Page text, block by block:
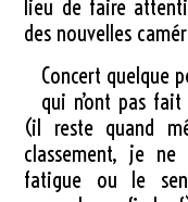
lieu de faire
des nouvelles
Concert quelque
qui n’ont pas
(il reste quand
classement, je
fatigue ou le